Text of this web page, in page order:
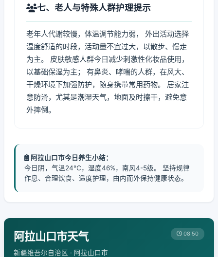
七、老人与特殊人群护理提示
老年人代谢较慢，体温调节能力弱， 外出活动选择
温度舒适的时段，活动量不宜过大，以散步、慢走
为主。 皮肤敏感人群今日减少刺激性化妆品使用，
以基础保湿为主； 有鼻炎、哮喘的人群，在风大、
干燥环境下加强防护，随身携带常用药物。 居家注
意防滑，尤其是潮湿天气，地面及时擦干，避免意
外摔倒。
阿拉山口市今日养生小结：
今日阴，气温24℃，湿度46%，南风4-5级。 坚持规律
作息、合理饮食、适度护理，由内而外保持健康状态。
阿拉山口市天气
新疆维吾尔自治区 · 阿拉山口市
08:50